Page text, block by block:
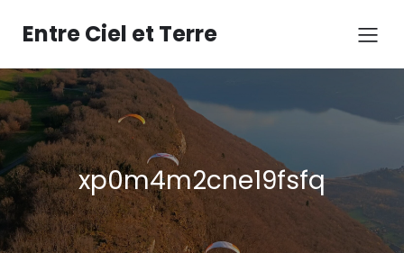
contenuEntre Ciel et Terre
xp0m4m2cne19fsfq